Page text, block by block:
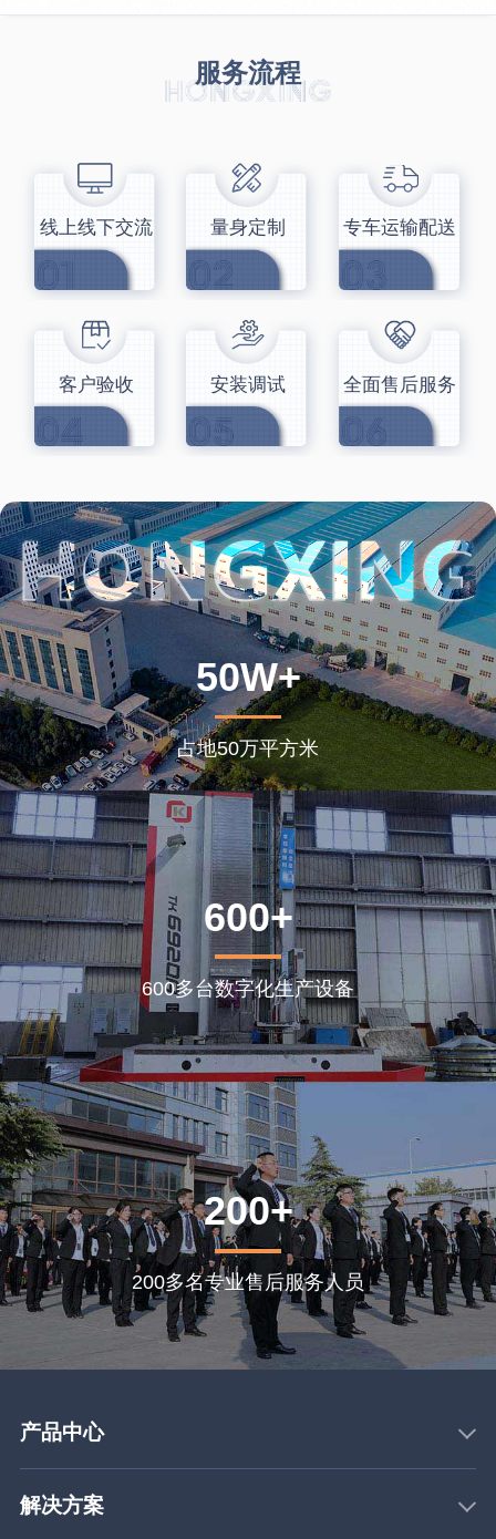
服务流程
线上线下交流 量身定制 专车运输配送
客户验收 安装调试 全面售后服务
50W+
占地50万平方米
600+
600多台数字化生产设备
200+
200多名专业售后服务人员
产品中心
解决方案